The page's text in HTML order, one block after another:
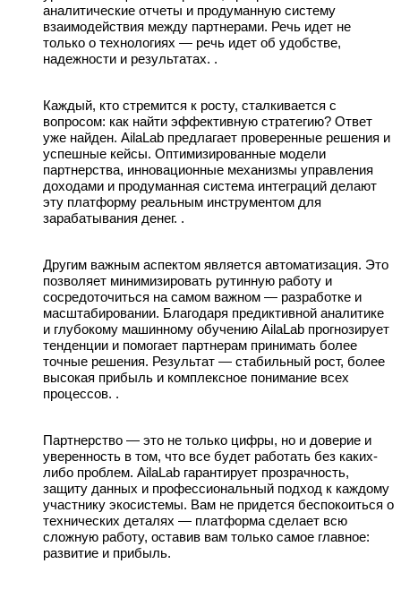
аналитические отчеты и продуманную систему
взаимодействия между партнерами. Речь идет не
только о технологиях — речь идет об удобстве,
надежности и результатах. .
Каждый, кто стремится к росту, сталкивается с
вопросом: как найти эффективную стратегию? Ответ
уже найден. AilaLab предлагает проверенные решения и
успешные кейсы. Оптимизированные модели
партнерства, инновационные механизмы управления
доходами и продуманная система интеграций делают
эту платформу реальным инструментом для
зарабатывания денег. .
Другим важным аспектом является автоматизация. Это
позволяет минимизировать рутинную работу и
сосредоточиться на самом важном — разработке и
масштабировании. Благодаря предиктивной аналитике
и глубокому машинному обучению AilaLab прогнозирует
тенденции и помогает партнерам принимать более
точные решения. Результат — стабильный рост, более
высокая прибыль и комплексное понимание всех
процессов. .
Партнерство — это не только цифры, но и доверие и
уверенность в том, что все будет работать без каких-
либо проблем. AilaLab гарантирует прозрачность,
защиту данных и профессиональный подход к каждому
участнику экосистемы. Вам не придется беспокоиться о
технических деталях — платформа сделает всю
сложную работу, оставив вам только самое главное:
развитие и прибыль.